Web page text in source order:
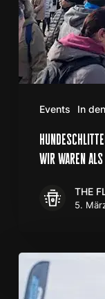
Events In
als
Kaffeepartner
dabei
wir waren als
THE
5.
THE
FLYING